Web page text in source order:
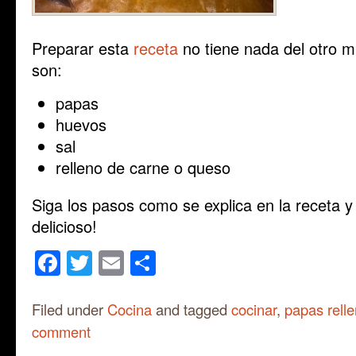
Preparar esta receta no tiene nada del otro
son:
papas
huevos
sal
relleno de carne o queso
Siga los pasos como se explica en la receta
delicioso!
Facebook
Twitter
Email
Filed under Cocinaand tagged cocinar, papas
comment